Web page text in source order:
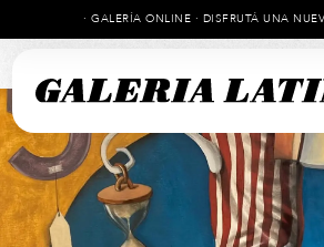
· GALERÍA ONLINE · DISFRUTÁ UNA